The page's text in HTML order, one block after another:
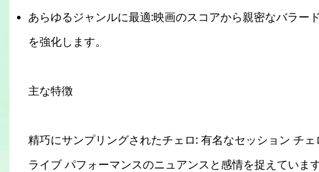
あらゆるジャンルに最適:映画のスコアから親密なバラー
を強化します。
主な特徴
精巧にサンプリングされたチェロ: 有名なセッション チ
ライブ パフォーマンスのニュアンスと感情を捉えています